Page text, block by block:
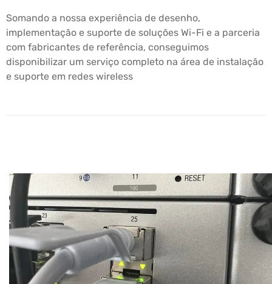
Somando a nossa experiência de desenho,
implementação e suporte de soluções Wi-Fi e a parceria
com fabricantes de referência, conseguimos
disponibilizar um serviço completo na área de instalação
e suporte em redes wireless